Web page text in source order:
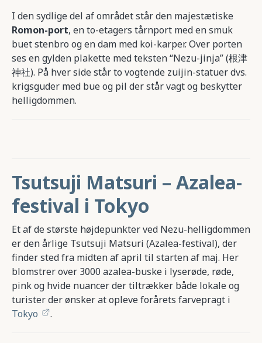
I den sydlige del af området står den majestætiske
Romon-port, en to-etagers tårnport med en smuk
buet stenbro og en dam med koi-karper. Over porten
ses en gylden plakette med teksten “Nezu-jinja” (根津
神社). På hver side står to vogtende zuijin-statuer dvs.
krigsguder med bue og pil der står vagt og beskytter
helligdommen.
Tsutsuji Matsuri – Azalea-
festival i Tokyo
Et af de største højdepunkter ved Nezu-helligdommen
er den årlige Tsutsuji Matsuri (Azalea-festival), der
finder sted fra midten af april til starten af maj. Her
blomstrer over 3000 azalea-buske i lyserøde, røde,
pink og hvide nuancer der tiltrækker både lokale og
turister der ønsker at opleve forårets farvepragt i
Tokyo
.